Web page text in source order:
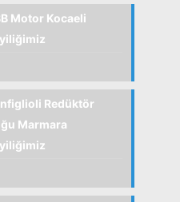
Motor Kocaeli
Redüktör
Marmara